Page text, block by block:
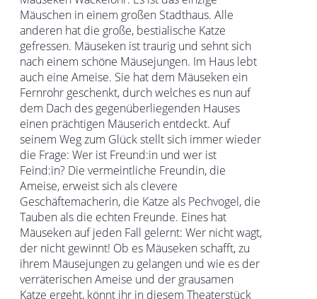
Mäuschen in einem großen Stadthaus. Alle
anderen hat die große, bestialische Katze
gefressen. Mäuseken ist traurig und sehnt sich
nach einem schöne Mäusejungen. Im Haus lebt
auch eine Ameise. Sie hat dem Mäuseken ein
Fernrohr geschenkt, durch welches es nun auf
dem Dach des gegenüberliegenden Hauses
einen prächtigen Mäuserich entdeckt. Auf
seinem Weg zum Glück stellt sich immer wieder
die Frage: Wer ist Freund:in und wer ist
Feind:in? Die vermeintliche Freundin, die
Ameise, erweist sich als clevere
Geschäftemacherin, die Katze als Pechvogel, die
Tauben als die echten Freunde. Eines hat
Mäuseken auf jeden Fall gelernt: Wer nicht wagt,
der nicht gewinnt! Ob es Mäuseken schafft, zu
ihrem Mäusejungen zu gelangen und wie es der
verräterischen Ameise und der grausamen
Katze ergeht, könnt ihr in diesem Theaterstück